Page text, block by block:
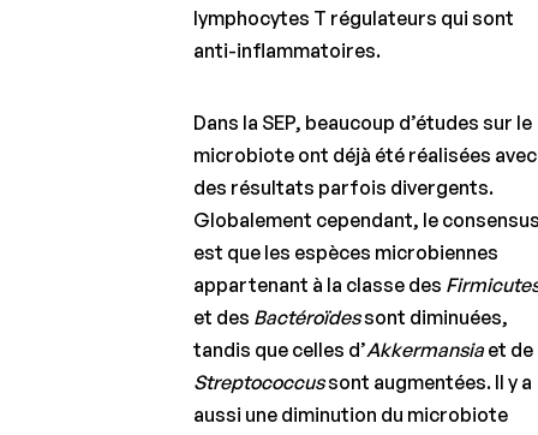
lymphocytes T régulateurs qui sont
anti-inflammatoires.
Dans la SEP, beaucoup d’études sur le
microbiote ont déjà été réalisées avec
des résultats parfois divergents.
Globalement cependant, le
est que les espèces microbiennes
appartenant à la classe des
et des Bactéroïdessont diminuées,
tandis que celles d’Akkermansia et de
Streptococcussont augmentées. Il y a
aussi une diminution du microbiote